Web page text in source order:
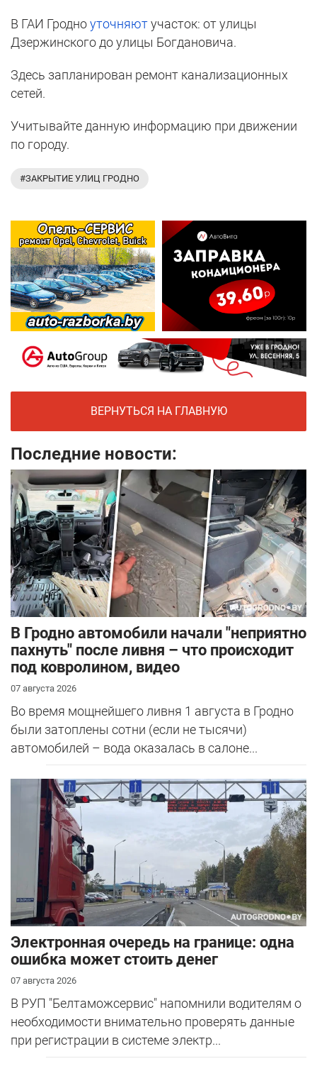
В ГАИ Гродноуточняютучасток: от улицы
Дзержинского до улицы Богдановича.
Здесь запланирован ремонт канализационных
сетей.
Учитывайте данную информацию при движении
по городу.
#ЗАКРЫТИЕ УЛИЦ ГРОДНО
ВЕРНУТЬСЯ НА ГЛАВНУЮ
Последние новости:
В Гродно автомобили начали "неприятно
пахнуть" после ливня – что происходит
под ковролином, видео
07 августа 2026
Во время мощнейшего ливня 1 августа в Гродно
были затоплены сотни (если не тысячи)
автомобилей – вода оказалась в салоне...
Электронная очередь на границе: одна
ошибка может стоить денег
07 августа 2026
В РУП "Белтаможсервис" напомнили водителям о
необходимости внимательно проверять данные
при регистрации в системе электр...